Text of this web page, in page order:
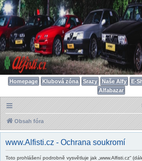
Homepage Klubová zóna Srazy Naše Alfy E-
Alfabazar
Obsah fóra
www.Alfisti.cz - Ochrana soukromí
Toto prohlášení podrobně vysvětluje jak „www.Alfisti.cz“ (dále